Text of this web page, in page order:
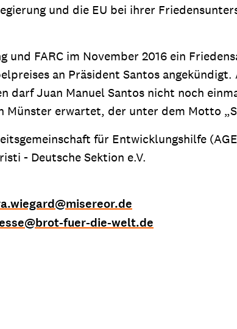
und die EU bei ihrer
und FARC im November 2016 ein
an Präsident Santos angekündigt.
darf Juan Manuel Santos nicht noch
Münster erwartet, der unter dem Motto
für Entwicklungshilfe
- Deutsche Sektion e.V.
@misereor.de
@brot-fuer-die-welt.de